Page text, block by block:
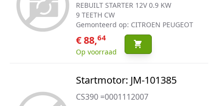
REBUILT STARTER 12V 0.9 KW
9 TEETH CW
Gemonteerd op: CITROEN PEUGEOT
€ 88,64
Op voorraad
Startmotor: JM-101385
CS390 =0001112007